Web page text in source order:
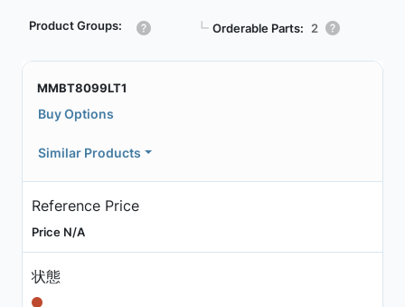
Product Groups: ┗ Orderable Parts: 2
MMBT8099LT1
Buy Options
Similar Products
Reference Price
Price N/A
状態